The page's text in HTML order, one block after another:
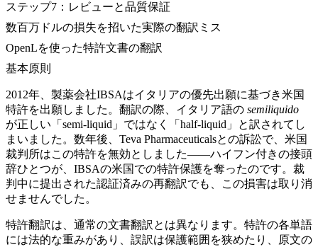
ステップ7：レビューと品質保証
数百万ドルの損失を招いた実際の翻訳ミス
OpenLを使った特許文書の翻訳
基本原則
2012年、製薬会社IBSAはイタリアの優先出願に基づき米国
特許を出願しました。翻訳の際、イタリア語の semiliquido
が正しい「semi-liquid」ではなく「half-liquid」と訳されてし
まいました。数年後、Teva Pharmaceuticalsとの訴訟で、米国
裁判所はこの特許を無効としました——ハイフン付きの接頭
辞ひとつが、IBSAの米国での特許保護を奪ったのです。裁
判中に提出された認証済みの再翻訳でも、この損害は取り消
せませんでした。
特許翻訳は、通常の文書翻訳とは異なります。特許の各単語
には法的な重みがあり、誤訳は保護範囲を狭めたり、原文の